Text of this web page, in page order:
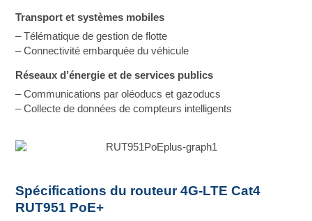
Transport et systèmes mobiles
– Télématique de gestion de flotte
– Connectivité embarquée du véhicule
Réseaux d’énergie et de services publics
– Communications par oléoducs et gazoducs
– Collecte de données de compteurs intelligents
Spécifications du routeur 4G-LTE Cat4
RUT951 PoE+